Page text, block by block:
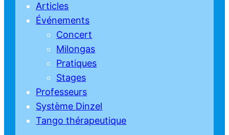
Articles
Événements
Concert
Milongas
Pratiques
Stages
Professeurs
Système Dinzel
Tango thérapeutique